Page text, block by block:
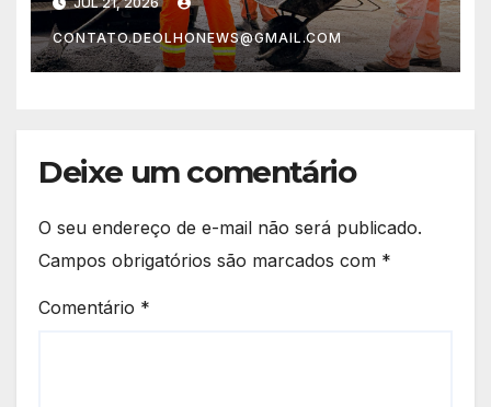
CONTATO.DEOLHONEWS@GMAIL.COM
Deixe um comentário
O seu endereço de e-mail não será publicado.
Campos obrigatórios são marcados com *
Comentário *